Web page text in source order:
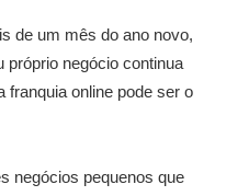
de um mês do ano novo,
próprio negócio continua
franquia online pode ser o
negócios pequenos que